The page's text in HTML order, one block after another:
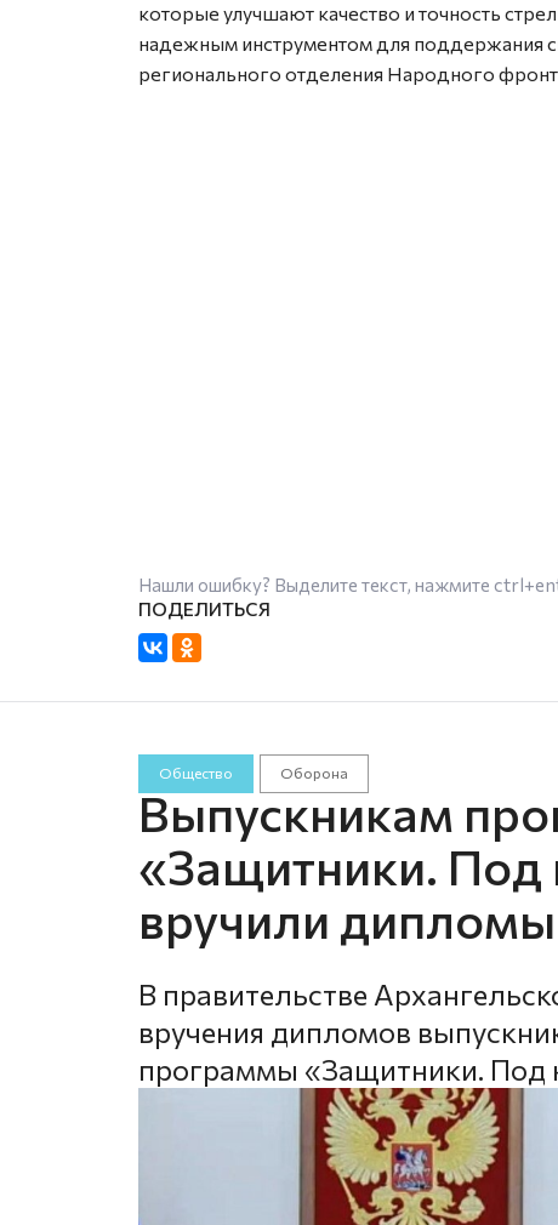
которые улучшают качество и точность
надежным инструментом для поддержания
регионального отделения Народного
Нашли ошибку? Выделите текст, нажмите
Общество Оборона
Выпускникам
«Защитники.
вручили
В правительстве
вручения дипломов
программы «Защитники. Под